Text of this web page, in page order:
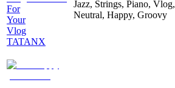
For
Your
Vlog
TATANX
Jazz, Strings, Piano, Vlog,
Neutral, Happy, Groovy